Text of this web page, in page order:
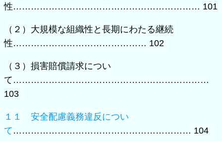
性……………………………………………………… 101
（２）大規模な組織性と長期にわたる継続
性……………………………………… 102
（３）損害賠償請求につい
て…………………………………………………………
103
１１ 安全配慮義務違反につい
て …………………………………………………… 104